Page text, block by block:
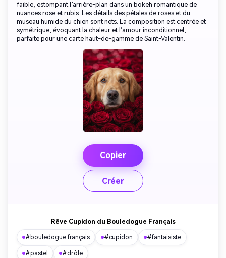
faible, estompant l’arrière-plan dans un bokeh romantique de
nuances rose et rubis. Les détails des pétales de roses et du
museau humide du chien sont nets. La composition est centrée et
symétrique, évoquant la chaleur et l’amour inconditionnel,
parfaite pour une carte haut-de-gamme de Saint-Valentin.
Copier
Créer
Rêve Cupidon du Bouledogue Français
#bouledogue français #cupidon #fantaisiste
#pastel #drôle